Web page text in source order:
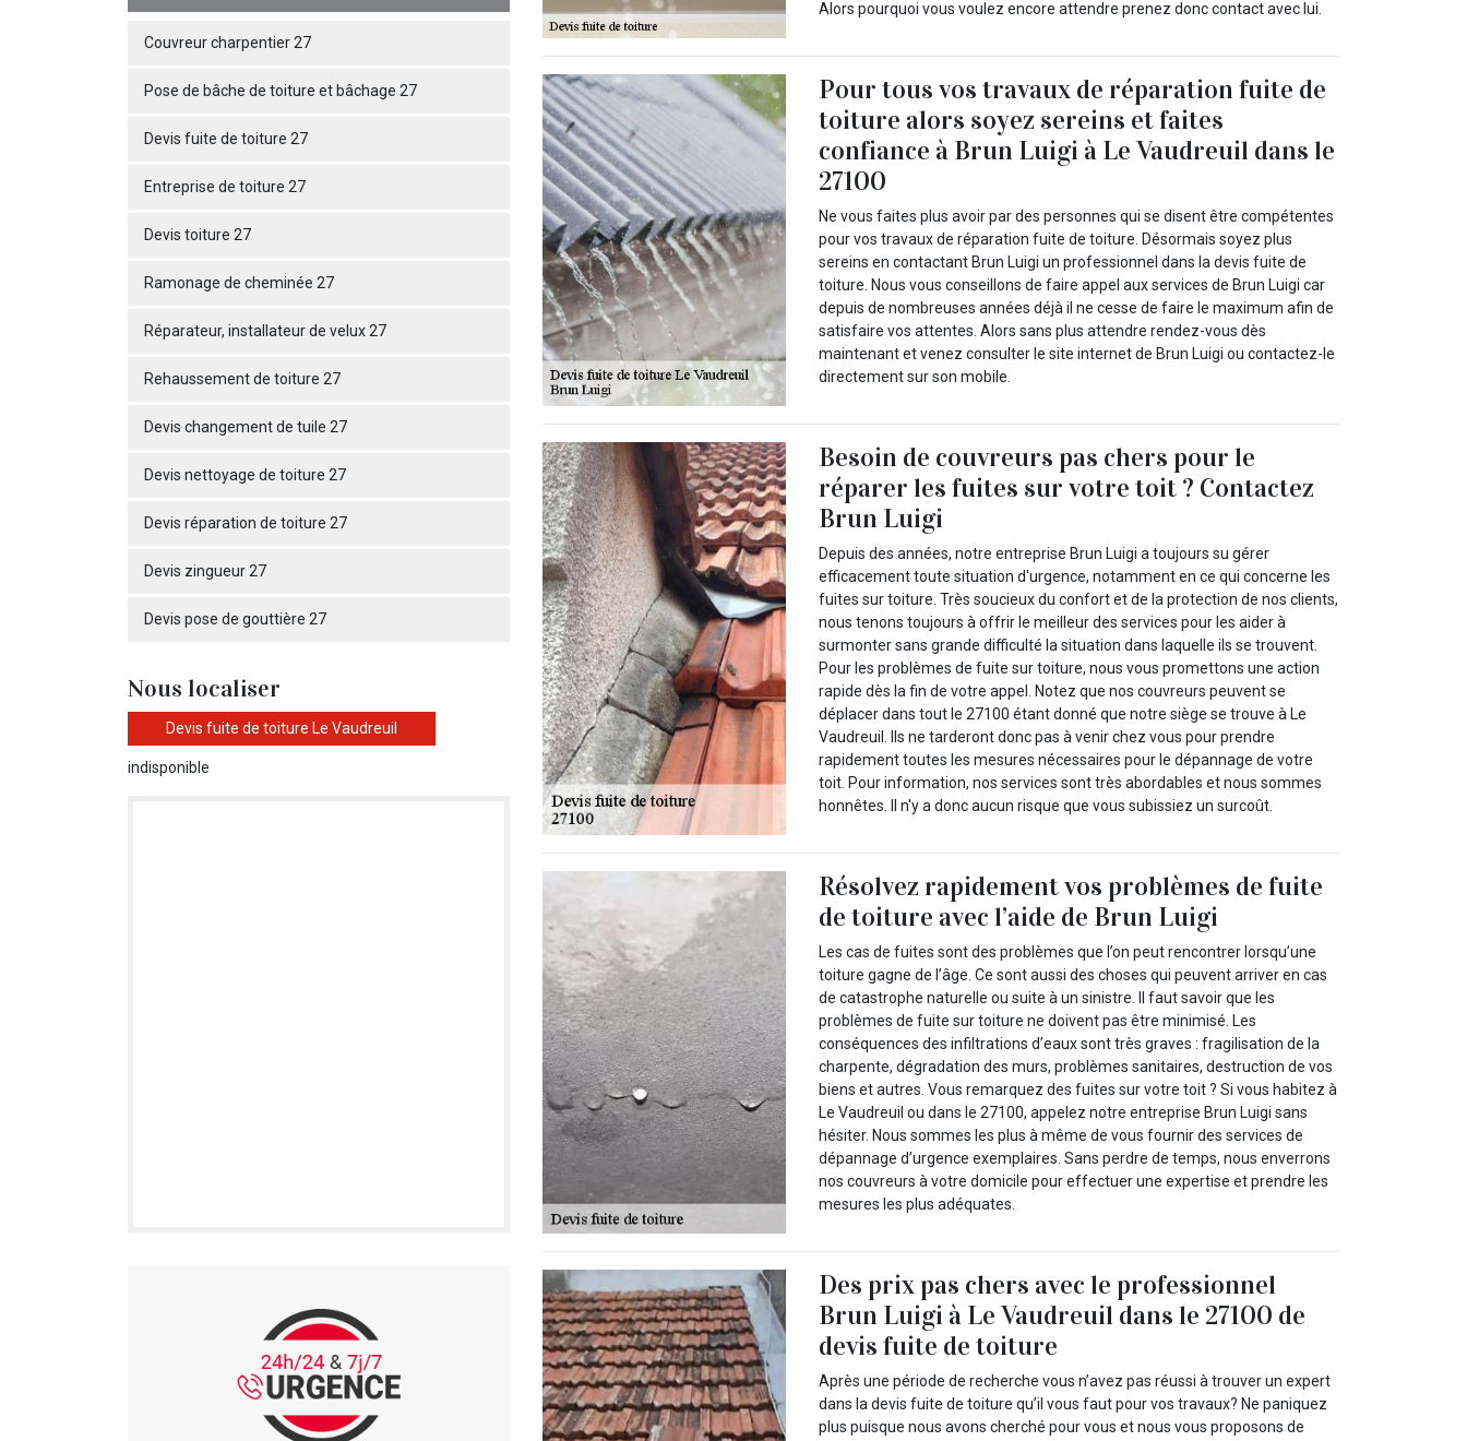
Couvreur charpentier 27
Pose de bâche de toiture et bâchage 27
Devis fuite de toiture 27
Entreprise de toiture 27
Devis toiture 27
Ramonage de cheminée 27
Réparateur, installateur de velux 27
Rehaussement de toiture 27
Devis changement de tuile 27
Devis nettoyage de toiture 27
Devis réparation de toiture 27
Devis zingueur 27
Devis pose de gouttière 27
Nous localiser
Devis fuite de toiture Le Vaudreuil
indisponible
Alors pourquoi vous voulez encore attendre prenez donc contact avec lui.
Pour tous vos travaux de réparation fuite de
toiture alors soyez sereins et faites
confiance à Brun Luigi à Le Vaudreuil dans le
27100
Ne vous faites plus avoir par des personnes qui se disent être compétentes
pour vos travaux de réparation fuite de toiture. Désormais soyez plus
sereins en contactant Brun Luigi un professionnel dans la devis fuite de
toiture. Nous vous conseillons de faire appel aux services de Brun Luigi car
depuis de nombreuses années déjà il ne cesse de faire le maximum afin de
satisfaire vos attentes. Alors sans plus attendre rendez-vous dès
maintenant et venez consulter le site internet de Brun Luigi ou contactez-le
directement sur son mobile.
Besoin de couvreurs pas chers pour le
réparer les fuites sur votre toit ? Contactez
Brun Luigi
Depuis des années, notre entreprise Brun Luigi a toujours su gérer
efficacement toute situation d'urgence, notamment en ce qui concerne les
fuites sur toiture. Très soucieux du confort et de la protection de nos clients,
nous tenons toujours à offrir le meilleur des services pour les aider à
surmonter sans grande difficulté la situation dans laquelle ils se trouvent.
Pour les problèmes de fuite sur toiture, nous vous promettons une action
rapide dès la fin de votre appel. Notez que nos couvreurs peuvent se
déplacer dans tout le 27100 étant donné que notre siège se trouve à Le
Vaudreuil. Ils ne tarderont donc pas à venir chez vous pour prendre
rapidement toutes les mesures nécessaires pour le dépannage de votre
toit. Pour information, nos services sont très abordables et nous sommes
honnêtes. Il n'y a donc aucun risque que vous subissiez un surcoût.
Résolvez rapidement vos problèmes de fuite
de toiture avec l’aide de Brun Luigi
Les cas de fuites sont des problèmes que l’on peut rencontrer lorsqu’une
toiture gagne de l’âge. Ce sont aussi des choses qui peuvent arriver en cas
de catastrophe naturelle ou suite à un sinistre. Il faut savoir que les
problèmes de fuite sur toiture ne doivent pas être minimisé. Les
conséquences des infiltrations d’eaux sont très graves : fragilisation de la
charpente, dégradation des murs, problèmes sanitaires, destruction de vos
biens et autres. Vous remarquez des fuites sur votre toit ? Si vous habitez à
Le Vaudreuil ou dans le 27100, appelez notre entreprise Brun Luigi sans
hésiter. Nous sommes les plus à même de vous fournir des services de
dépannage d’urgence exemplaires. Sans perdre de temps, nous enverrons
nos couvreurs à votre domicile pour effectuer une expertise et prendre les
mesures les plus adéquates.
Des prix pas chers avec le professionnel
Brun Luigi à Le Vaudreuil dans le 27100 de
devis fuite de toiture
Après une période de recherche vous n’avez pas réussi à trouver un expert
dans la devis fuite de toiture qu’il vous faut pour vos travaux? Ne paniquez
plus puisque nous avons cherché pour vous et nous vous proposons de